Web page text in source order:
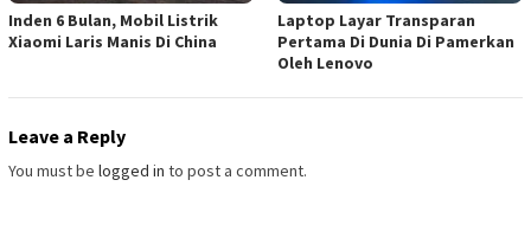
Inden 6 Bulan, Mobil Listrik
Xiaomi Laris Manis Di China
Laptop Layar Transparan
Pertama Di Dunia Di Pamerkan
Oleh Lenovo
Leave a Reply
You must be logged in to post a comment.